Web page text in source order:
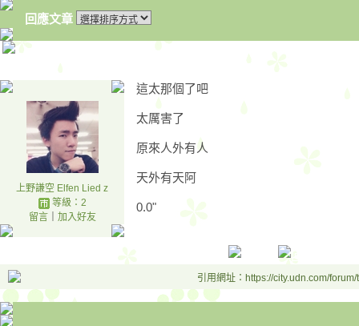
回應文章
上野謙空 Elfen Lied z
等級：2
留言｜ 加入好友
這太那個了吧
太厲害了
原來人外有人
天外有天阿
0.0"
引用網址：https://city.udn.com/